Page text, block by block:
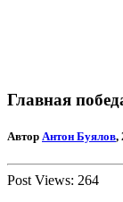
Главная
Автор Антон Буялов,
Post Views: 264